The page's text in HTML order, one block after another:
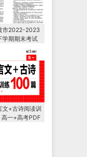
市2022-2023
学期期末考试
文+古诗阅读训
一+高考PDF